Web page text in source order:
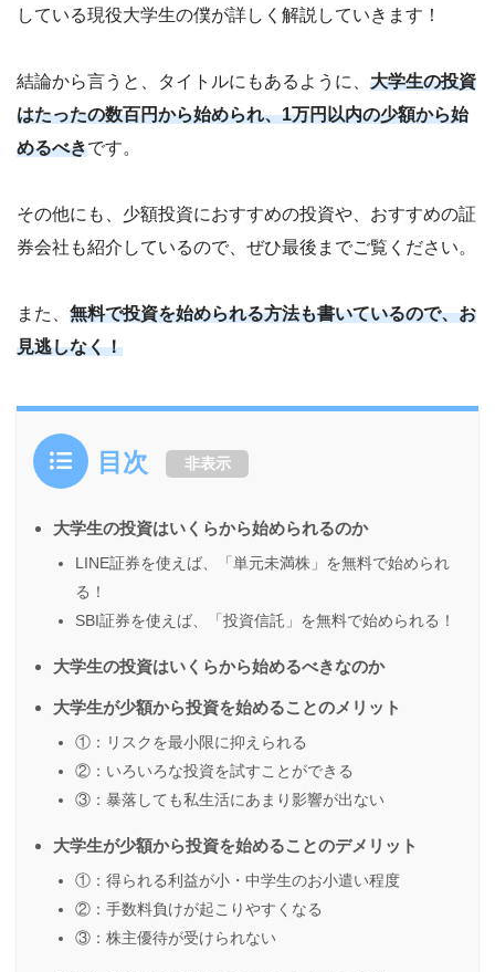
している現役大学生の僕が詳しく解説していきます！
結論から言うと、タイトルにもあるように、 大学生の投資
はたったの数百円から始められ、1万円以内の少額から始
めるべきです。
その他にも、少額投資におすすめの投資や、おすすめの証
券会社も紹介しているので、ぜひ最後までご覧ください。
また、 無料で投資を始められる方法も書いているので、お
見逃しなく！
目次 非表示
大学生の投資はいくらから始められるのか
LINE証券を使えば、「単元未満株」を無料で始められ
る！
SBI証券を使えば、「投資信託」を無料で始められる！
大学生の投資はいくらから始めるべきなのか
大学生が少額から投資を始めることのメリット
①：リスクを最小限に抑えられる
②：いろいろな投資を試すことができる
③：暴落しても私生活にあまり影響が出ない
大学生が少額から投資を始めることのデメリット
①：得られる利益が小・中学生のお小遣い程度
②：手数料負けが起こりやすくなる
③：株主優待が受けられない